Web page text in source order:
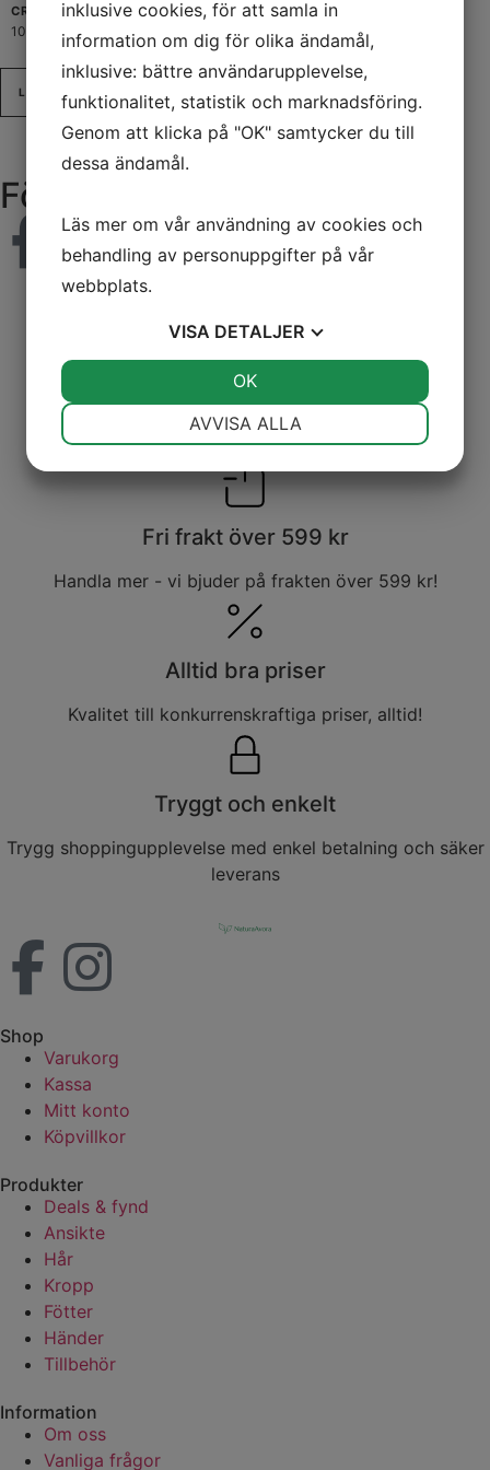
CREAM
109,00 kr
LÄS MER
SERUM
129,00 kr
LÄGG TILL I VARUKORG
Följ våra sociala medier
Snabb leverans
Alla varor skickas från vårt svenska lager!
Fri frakt över 599 kr
Handla mer - vi bjuder på frakten över 599 kr!
Alltid bra priser
Kvalitet till konkurrenskraftiga priser, alltid!
Tryggt och enkelt
Trygg shoppingupplevelse med enkel betalning och säker
leverans
Shop
Varukorg
Kassa
Mitt konto
Köpvillkor
Produkter
Deals & fynd
Ansikte
Hår
Kropp
Fötter
Händer
Tillbehör
Information
Om oss
Vanliga frågor
inklusive cookies, för att samla in
information om dig för olika ändamål,
inklusive: bättre användarupplevelse,
funktionalitet, statistik och marknadsföring.
Genom att klicka på "OK" samtycker du till
dessa ändamål.
Läs mer om vår användning av cookies och
behandling av personuppgifter på vår
webbplats.
VISA DETALJER
AVVISA ALLA
OK